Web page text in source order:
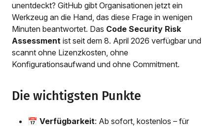
unentdeckt? GitHub gibt Organisationen jetzt ein
Werkzeug an die Hand, das diese Frage in wenigen
Minuten beantwortet. Das Code Security Risk
Assessment ist seit dem 8. April 2026 verfügbar und
scannt ohne Lizenzkosten, ohne
Konfigurationsaufwand und ohne Commitment.
Die wichtigsten Punkte
📅 Verfügbarkeit: Ab sofort, kostenlos – für